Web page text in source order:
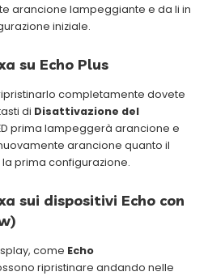
arancione lampeggiante e da li in
iniziale.
su Echo Plus
completamente dovete
di Disattivazione del
prima lampeggerà arancione e
arancione quanto il
prima configurazione.
sui dispositivi Echo con
come Echo
ripristinare andando nelle